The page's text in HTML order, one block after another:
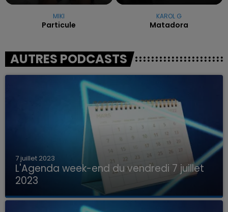
MIKI
Particule
KAROL G
Matadora
AUTRES PODCASTS
7 juillet 2023
L'Agenda week-end du vendredi 7 juillet
2023
Que faire ce week-end dans les hauts-de-
France, la Marne et les Ardennes ?